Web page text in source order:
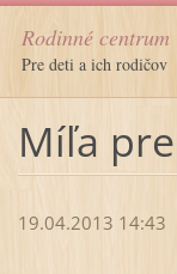
Rodinné centrum
Pre deti a ich rodičov
Míľa
19.04.2013 14:43